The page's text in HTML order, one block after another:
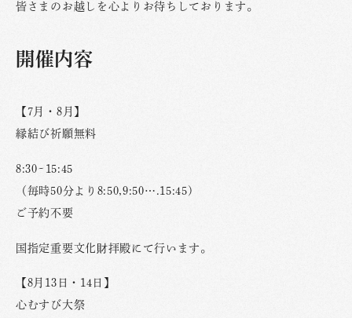
皆さまのお越しを心よりお待ちしております。
開催内容
【7月・8月】
縁結び祈願無料
8:30~15:45
（毎時50分より8:50,9:50….15:45)
ご予約不要
国指定重要文化財拝殿にて行います。
【8月13日・14日】
心むすび大祭